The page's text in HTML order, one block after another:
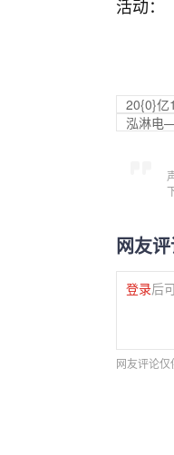
活动：
20{0}亿
泓淋电
网友
登录后
网友评论